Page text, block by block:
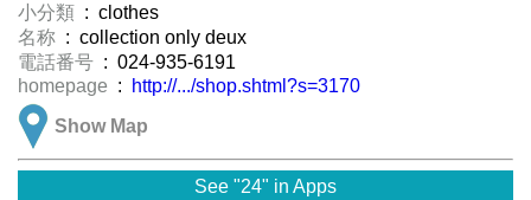
小分類 : clothes
名称 : collection only deux
電話番号 : 024-935-6191
homepage :
http://.../shop.shtml?s=3170
Show Map
See "24" in Apps